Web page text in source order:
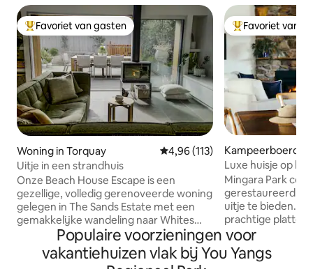
Topfavoriet van gasten
Favoriet van gasten
Woning in Torquay Gemiddelde beoordeling van
4,96 (113)
Uitje in een strandhuis
Onze Beach House Escape is een
gezellige, volledig gerenoveerde woning
gelegen in The Sands Estate met een
gemakkelijke wandeling naar Whites
Beach. Een prachtige ruimte voor familie
en vrienden om samen van tijd te
genieten Of het nou winter of zomer is,
Topfavoriet van
Favoriet van
burn
Luxe huisje op
Mingara Park
gerestaureerd
uitje te bieden.
prachtige
de open haard,
boerderij en
Populaire voorzieningen voor
vakantiehuizen vlak bij You Yangs